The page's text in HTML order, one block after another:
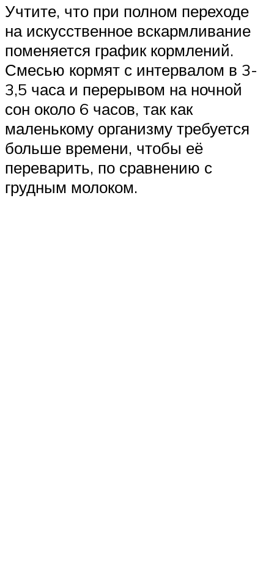
Учтите, что при полном переходе
на искусственное вскармливание
поменяется график кормлений.
Смесью кормят с интервалом в 3-
3,5 часа и перерывом на ночной
сон около 6 часов, так как
маленькому организму требуется
больше времени, чтобы её
переварить, по сравнению с
грудным молоком.